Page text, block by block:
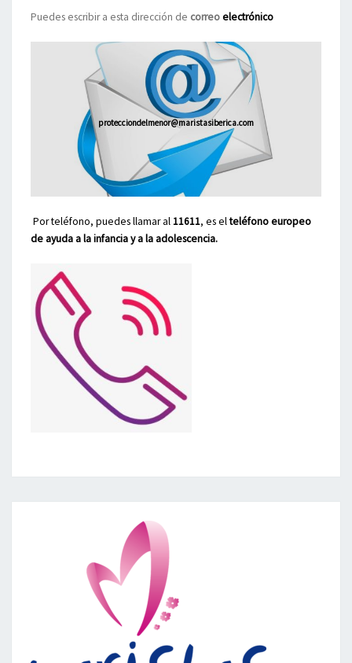
Puedes escribir a esta dirección de correoelectrónico
protecciondelmenor@maristasiberica.com
Por teléfono, puedes llamar al11611, es elteléfono europeo
de ayuda a la infancia y a la adolescencia.